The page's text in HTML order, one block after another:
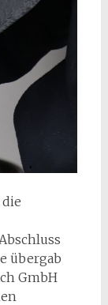
die
übergab
GmbH